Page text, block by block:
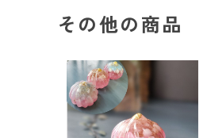
その他の商品